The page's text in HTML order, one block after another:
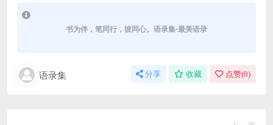
书为伴，笔同行，彼同心。语录集-最美语录
语录集 分享 收藏 点赞(0)